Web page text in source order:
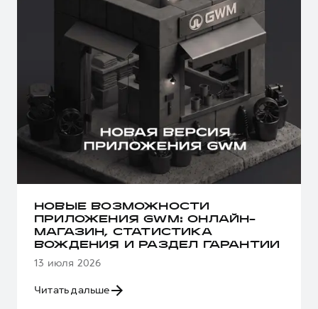
НОВЫЕ ВОЗМОЖНОСТИ
ПРИЛОЖЕНИЯ GWM: ОНЛАЙН-
МАГАЗИН, СТАТИСТИКА
ВОЖДЕНИЯ И РАЗДЕЛ ГАРАНТИИ
13 июля 2026
Читать дальше